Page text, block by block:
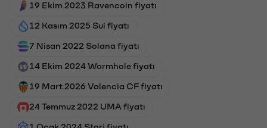
19 Ekim 2023 Ravencoin fiyatı
12 Kasım 2025 Sui fiyatı
7 Nisan 2022 Solana fiyatı
14 Ekim 2024 Wormhole fiyatı
19 Mart 2026 Valencia CF fiyatı
24 Temmuz 2022 UMA fiyatı
1 Ocak 2024 Storj fiyatı